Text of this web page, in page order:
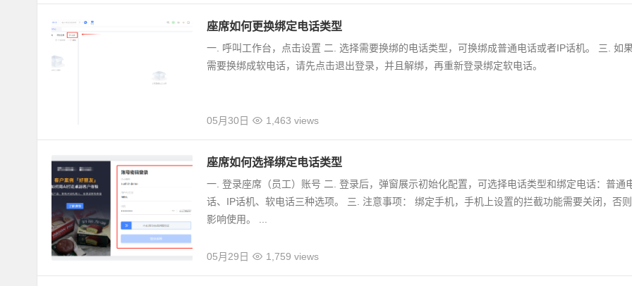
座席如何更换绑定电话类型
一. 呼叫工作台，点击设置 二. 选择需要换绑的电话类型，可换绑成普通电话或者IP话机。 三. 如
需要换绑成软电话，请先点击退出登录，并且解绑，再重新登录绑定软电话。
05月30日 1,463 views
座席如何选择绑定电话类型
一. 登录座席（员工）账号 二. 登录后，弹窗展示初始化配置，可选择电话类型和绑定电话：普通
话、IP话机、软电话三种选项。 三. 注意事项： 绑定手机，手机上设置的拦截功能需要关闭，否则
影响使用。 ...
05月29日 1,759 views